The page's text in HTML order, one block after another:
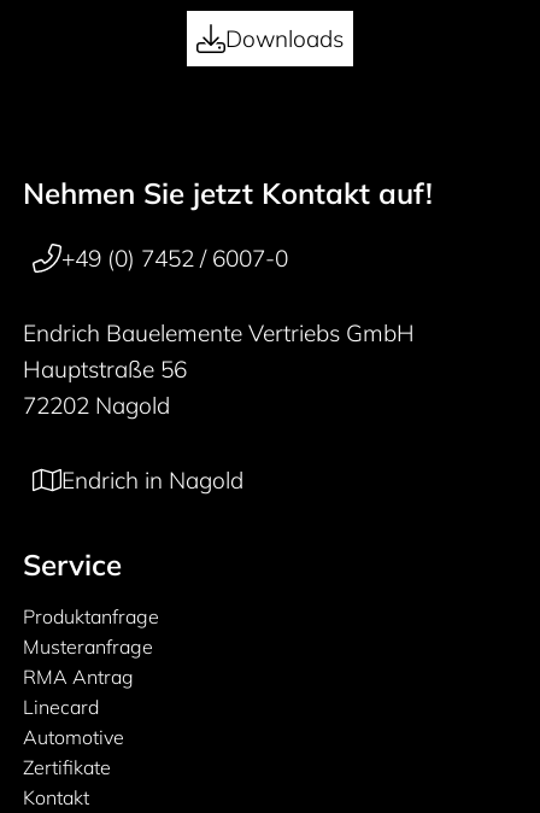
Downloads
50 years
Footer navigation
Nehmen Sie jetzt Kontakt auf!
+49 (0) 7452 / 6007-0
Endrich Bauelemente Vertriebs GmbH
Hauptstraße 56
72202 Nagold
Endrich in Nagold
Service
Produktanfrage
Musteranfrage
RMA Antrag
Linecard
Automotive
Zertifikate
Kontakt